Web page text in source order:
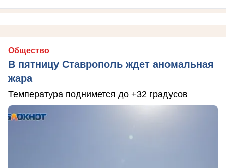
Общество
В пятницу Ставрополь ждет аномальная
жара
Температура поднимется до +32 градусов